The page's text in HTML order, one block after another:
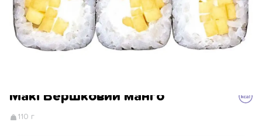
Макі Вершковий манго
110 г